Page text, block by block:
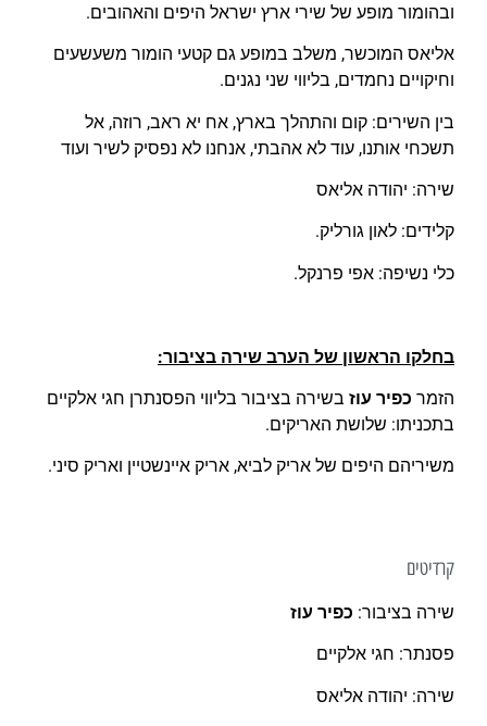
ובהומור מופע של שירי ארץ ישראל היפים והאהובים.
אליאס המוכשר, משלב במופע גם קטעי הומור משעשעים
וחיקויים נחמדים, בליווי שני נגנים.
בין השירים: קום והתהלך בארץ, אח יא ראב, רוזה, אל
תשכחי אותנו, עוד לא אהבתי, אנחנו לא נפסיק לשיר ועוד
שירה: יהודה אליאס
קלידים: לאון גורליק.
כלי נשיפה: אפי פרנקל.
בחלקו הראשון של הערב שירה בציבור:
הזמר כפיר עוז בשירה בציבור בליווי הפסנתרן חגי אלקיים
בתכניתו: שלושת האריקים.
משיריהם היפים של אריק לביא, אריק איינשטיין ואריק סיני.
קרדיטים
שירה בציבור: כפיר עוז
פסנתר: חגי אלקיים
שירה: יהודה אליאס